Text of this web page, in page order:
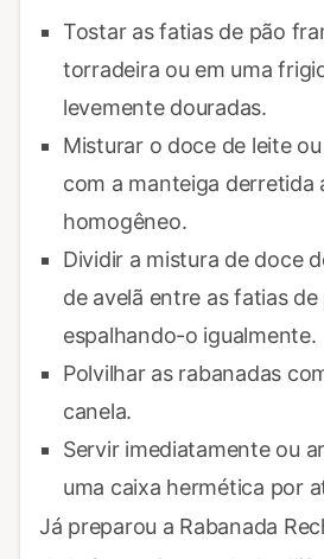
Tostar as fatias de pão
torradeira ou em uma
levemente douradas.
Misturar o doce de leite
com a manteiga derretida
homogêneo.
Dividir a mistura de doce
de avelã entre as fatias de
espalhando-o igualmente.
Polvilhar as rabanadas
canela.
Servir imediatamente ou
uma caixa hermética por
Já preparou a Rabanada